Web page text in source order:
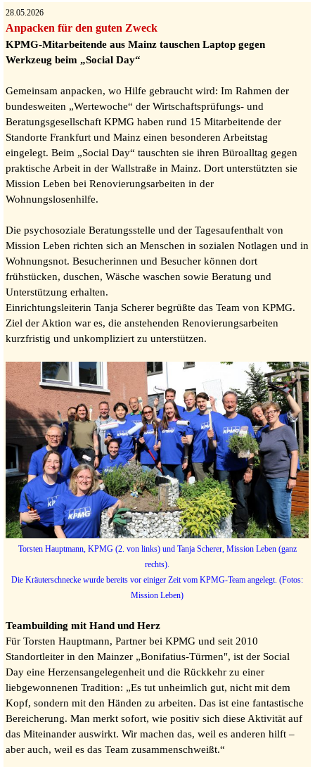
28.05.2026
Anpacken für den guten Zweck
KPMG-Mitarbeitende aus Mainz tauschen Laptop gegen
Werkzeug beim „Social Day“
Gemeinsam anpacken, wo Hilfe gebraucht wird: Im Rahmen der
bundesweiten „Wertewoche“ der Wirtschaftsprüfungs- und
Beratungsgesellschaft KPMG haben rund 15 Mitarbeitende der
Standorte Frankfurt und Mainz einen besonderen Arbeitstag
eingelegt. Beim „Social Day“ tauschten sie ihren Büroalltag gegen
praktische Arbeit in der Wallstraße in Mainz. Dort unterstützten sie
Mission Leben bei Renovierungsarbeiten in der
Wohnungslosenhilfe.
Die psychosoziale Beratungsstelle und der Tagesaufenthalt von
Mission Leben richten sich an Menschen in sozialen Notlagen und in
Wohnungsnot. Besucherinnen und Besucher können dort
frühstücken, duschen, Wäsche waschen sowie Beratung und
Unterstützung erhalten.
Einrichtungsleiterin Tanja Scherer begrüßte das Team von KPMG.
Ziel der Aktion war es, die anstehenden Renovierungsarbeiten
kurzfristig und unkompliziert zu unterstützen.
Torsten Hauptmann, KPMG (2. von links) und Tanja Scherer, Mission Leben (ganz
rechts).
Die Kräuterschnecke wurde bereits vor einiger Zeit vom KPMG-Team angelegt. (Fotos:
Mission Leben)
Teambuilding mit Hand und Herz
Für Torsten Hauptmann, Partner bei KPMG und seit 2010
Standortleiter in den Mainzer „Bonifatius-Türmen", ist der Social
Day eine Herzensangelegenheit und die Rückkehr zu einer
liebgewonnenen Tradition: „Es tut unheimlich gut, nicht mit dem
Kopf, sondern mit den Händen zu arbeiten. Das ist eine fantastische
Bereicherung. Man merkt sofort, wie positiv sich diese Aktivität auf
das Miteinander auswirkt. Wir machen das, weil es anderen hilft –
aber auch, weil es das Team zusammenschweißt.“